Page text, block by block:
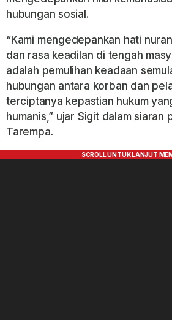
hubungan sosial.
“Kami mengedepankan hati
dan rasa keadilan di tengah
adalah pemulihan keadaan
hubungan antara korban dan
terciptanya kepastian hukum
humanis,” ujar Sigit dalam siaran
Tarempa.